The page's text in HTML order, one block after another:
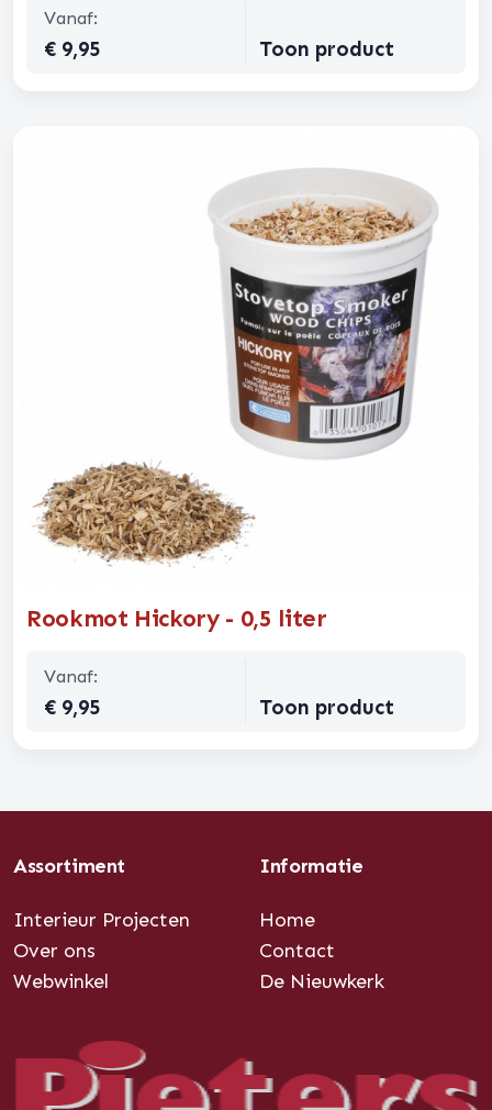
Vanaf:
€ 9,95 Toon product
Rookmot Hickory - 0,5 liter
Vanaf:
€ 9,95 Toon product
Assortiment
Interieur Projecten
Over ons
Webwinkel
Informatie
Home
Contact
De Nieuwkerk